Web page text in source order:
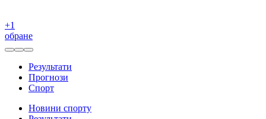
+1
обране
Результати
Прогнози
Спорт
Новини спорту